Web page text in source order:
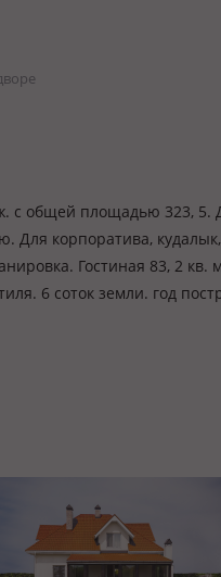
с общей площадью 323, 5.
Для корпоратива,
Гостиная 83, 2
6 соток земли. год